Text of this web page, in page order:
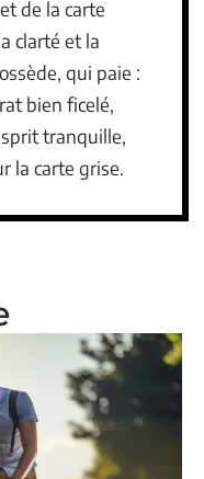
de la carte
clarté et la
qui paie :
bien ficelé,
tranquille,
la carte grise.